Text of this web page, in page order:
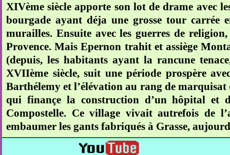
XIVème siècle apporte son lot de drame avec
bourgade ayant déja une grosse tour carrée
murailles. Ensuite avec les guerres de
Provence. Mais Epernon trahit et assiège
(depuis, les habitants ayant la rancune
XVIIème siècle, suit une période prospère
Barthélemy et l’élévation au rang de
qui finançe la construction d’un hôpital et
Compostelle. Ce village vivait autrefois de
embaumer les gants fabriqués à Grasse,